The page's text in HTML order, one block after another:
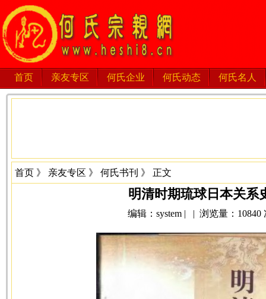
首页 亲友专区 何氏企业 何氏动态 何氏名人
首页 》 亲友专区 》 何氏书刊 》 正文
明清时期琉球日本关系
编辑：system | | 浏览量：10840